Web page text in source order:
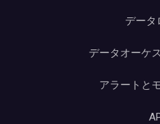
データ
データオーケ
アラートと